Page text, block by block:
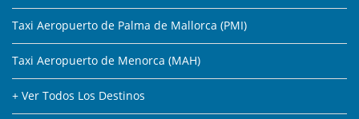
Taxi Aeropuerto de Palma de Mallorca (PMI)
Taxi Aeropuerto de Menorca (MAH)
+ Ver Todos Los Destinos